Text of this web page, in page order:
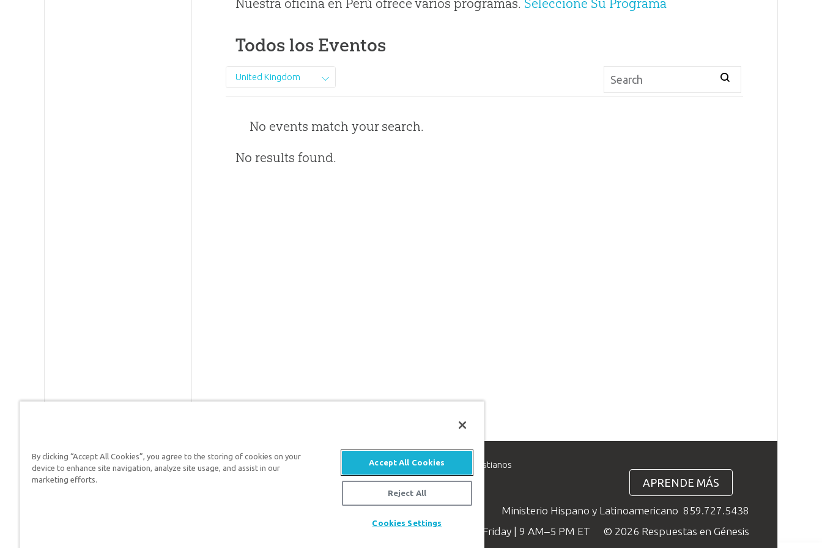
Nuestra oficina en Perú ofrece varios programas. Seleccione Su Programa
Todos los Eventos
United Kingdom
No events match your search.
No results found.
Respuestas en Génesis es un ministerio de apologética, dedicado a ayudar a los cristianos
defender su fe y proclamar el evangelio de Jesucristo.
APRENDE MÁS
Ministerio Hispano y Latinoamericano 859.727.5438
Available Monday–Friday | 9 AM–5 PM ET
© 2026 Respuestas en Génesis
By clicking “Accept All Cookies”, you agree to the storing of cookies on your
device to enhance site navigation, analyze site usage, and assist in our
marketing efforts.
Accept All Cookies
Reject All
Cookies Settings